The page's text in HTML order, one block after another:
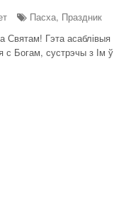
Пасха, Праздник
Святам! Гэта асаблівыя
с Богам, сустрэчы з Ім ў